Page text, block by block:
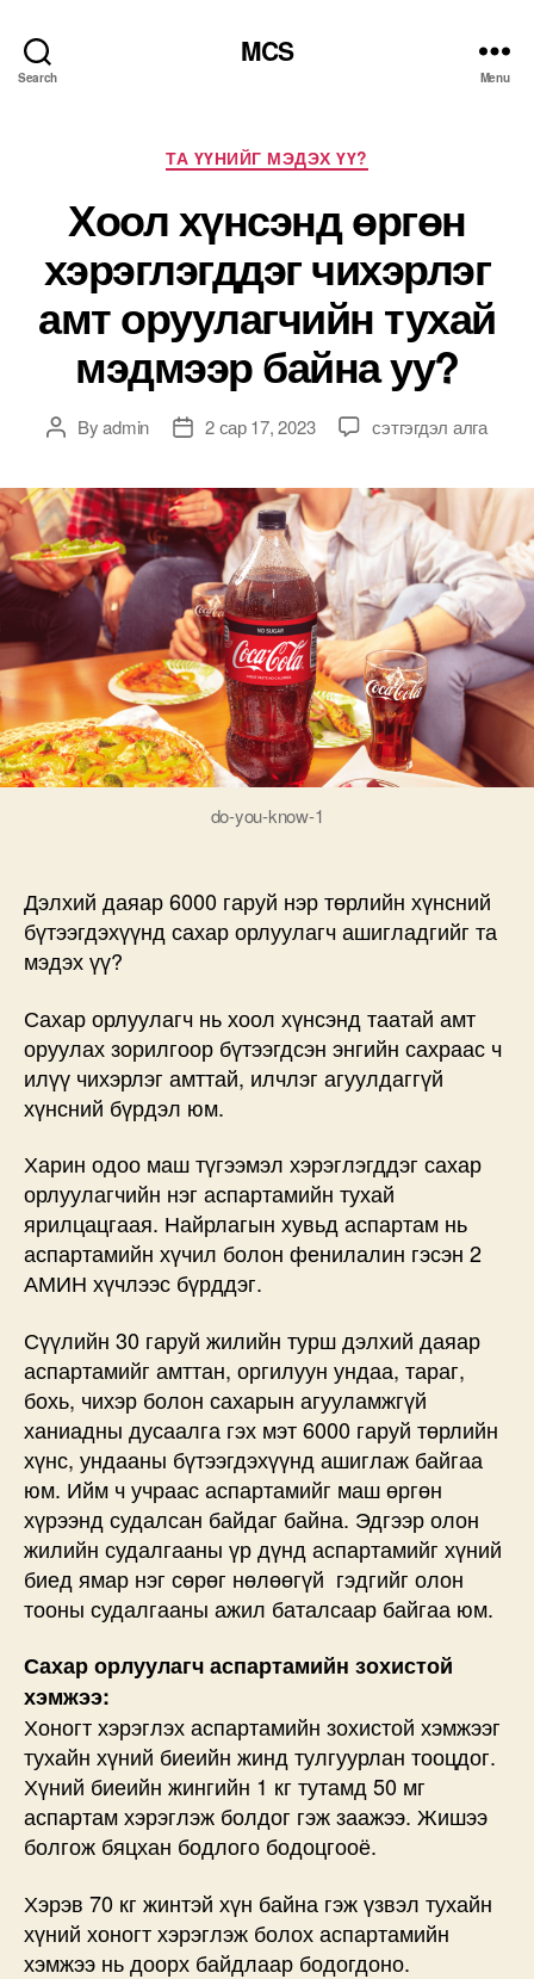
Search
MCS
Menu
Categories
ТА ҮҮНИЙГ МЭДЭХ ҮҮ?
Хоол хүнсэнд өргөн
хэрэглэгддэг чихэрлэг
амт оруулагчийн тухай
мэдмээр байна уу?
PostByadmin
Post2 сар 17, 2023
Хоол
хэрэглэгддэг
чихэрлэг
амт
оруулагчийн
тухай
мэдмээр
байна
уу?
дээр
сэтгэгдэл алга
do-you-know-1
Дэлхий даяар 6000 гаруй нэр төрлийн хүнсний
бүтээгдэхүүнд сахар орлуулагч ашигладгийг та
мэдэх үү?
Сахар орлуулагч нь хоол хүнсэнд таатай амт
оруулах зорилгоор бүтээгдсэн энгийн сахраас ч
илүү чихэрлэг амттай, илчлэг агуулдаггүй
хүнсний бүрдэл юм.
Харин одоо маш түгээмэл хэрэглэгддэг сахар
орлуулагчийн нэг аспартамийн тухай
ярилцацгаая. Найрлагын хувьд аспартам нь
аспартамийн хүчил болон фенилалин гэсэн 2
АМИН хүчлээс бүрддэг.
Сүүлийн 30 гаруй жилийн турш дэлхий даяар
аспартамийг амттан, оргилуун ундаа, тараг,
бохь, чихэр болон сахарын агууламжгүй
ханиадны дусаалга гэх мэт 6000 гаруй төрлийн
хүнс, ундааны бүтээгдэхүүнд ашиглаж байгаа
юм. Ийм ч учраас аспартамийг маш өргөн
хүрээнд судалсан байдаг байна. Эдгээр олон
жилийн судалгааны үр дүнд аспартамийг хүний
биед ямар нэг сөрөг нөлөөгүй гэдгийг олон
тооны судалгааны ажил баталсаар байгаа юм.
Сахар орлуулагч аспартамийн зохистой
хэмжээ:
Хоногт хэрэглэх аспартамийн зохистой хэмжээг
тухайн хүний биеийн жинд тулгуурлан тооцдог.
Хүний биеийн жингийн 1 кг тутамд 50 мг
аспартам хэрэглэж болдог гэж заажээ. Жишээ
болгож бяцхан бодлого бодоцгооё.
Хэрэв 70 кг жинтэй хүн байна гэж үзвэл тухайн
хүний хоногт хэрэглэж болох аспартамийн
хэмжээ нь доорх байдлаар бодогдоно.